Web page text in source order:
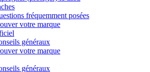
fréquemment posées
votre marque
généraux
votre marque
généraux